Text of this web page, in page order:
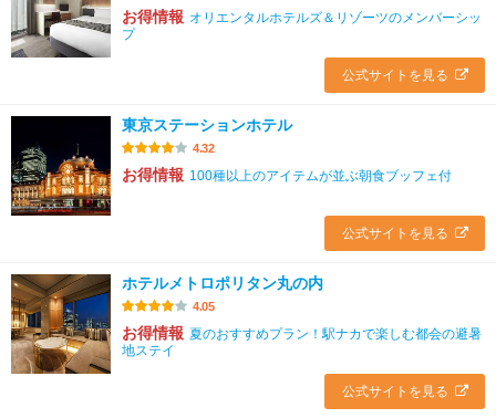
お得情報 オリエンタルホテルズ＆リゾーツのメンバーシッ
プ
公式サイトを見る
東京ステーションホテル
4.32
お得情報 100種以上のアイテムが並ぶ朝食ブッフェ付
公式サイトを見る
ホテルメトロポリタン丸の内
4.05
お得情報 夏のおすすめプラン！駅ナカで楽しむ都会の避暑
地ステイ
公式サイトを見る